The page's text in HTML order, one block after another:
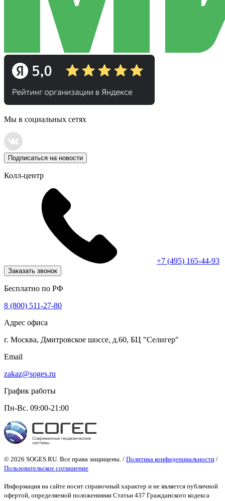
Мы в социальных сетях
Подписаться на новости
Колл-центр
+7 (495) 165-44-93
Заказать звонок
Бесплатно по РФ
8 (800) 511-27-80
Адрес офиса
г. Москва, Дмитровское шоссе, д.60, БЦ "Селигер"
Email
zakaz@soges.ru
График работы
Пн-Вс. 09:00-21:00
© 2026 SOGES.RU. Все права защищены. / Политика конфиденциальности /
Пользовательское соглашение
Информация на сайте носит справочный характер и не является публичной
офертой, определяемой положениями Статьи 437 Гражданского кодекса